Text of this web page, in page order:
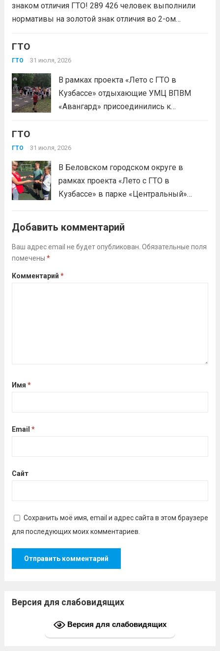
популяризацию Всероссийского
физкультурно-спортивного комплекса
знаком отличия ГТО! 289 426 человек выполнили
нормативы на золотой знак отличия во 2-ом
млн человек по всей стране проверили свои силы в
испытаниях ГТО. Приказ...
ГТО
ГТО 31 июля, 2026
В рамках проекта «Лето с ГТО в
Кузбассе» отдыхающие УМЦ ВПВМ
«Авангард» присоединились к
«Авангарда» не просто проверкой
праздником спорта.Поддерживая друг
друга, юноши и девушки показывают
отличные результаты, подтверждая,...
ГТО
ГТО 31 июля, 2026
В Беловском городском округе в
рамках проекта «Лето с ГТО в
Кузбассе» в парке «Центральный»
спортивного комплекса «Готов к труду
и обороне» (ГТО)!Все желающие
выполнении нормативов ВФСК ГТО️⁣⁣⠀Те,
Добавить комментарий
Ваш адрес email не будет опубликован. Обязательные поля
помечены *
Комментарий *
Имя *
Email *
Сайт
Сохранить моё имя, email и адрес сайта в этом браузере
для последующих моих комментариев.
Версия для слабовидящих
Версия для слабовидящих